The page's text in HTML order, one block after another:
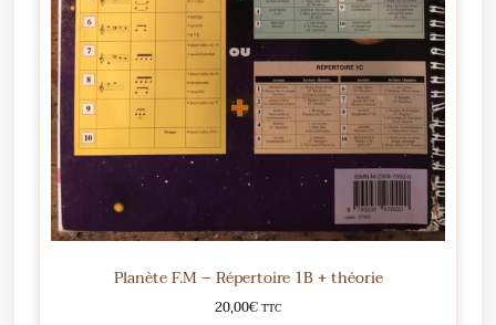
Planète F.M – Répertoire 1B + théorie
20,00€TTC